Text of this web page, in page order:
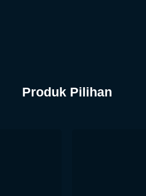
Produk Pilihan